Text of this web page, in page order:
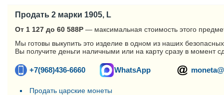
Продать 2 марки 1905, L
От 1 127 до 60 588Р — максимальная стоимость этого
Мы готовы выкупить это изделие в одном из наших
Вы получите деньги наличными или на карту сразу в момент
+7(968)436-6660 WhatsApp
Продать царские монеты